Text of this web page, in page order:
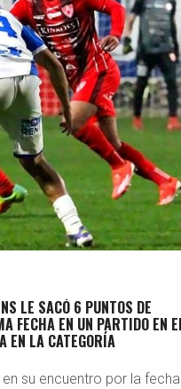
LE SACÓ 6 PUNTOS DE
FECHA EN UN PARTIDO EN
EN LA CATEGORÍA
su encuentro por la